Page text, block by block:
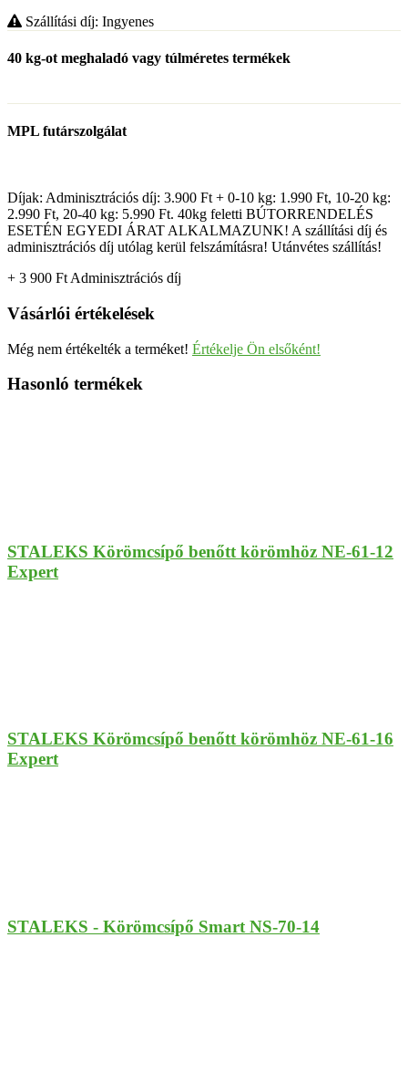
Szállítási díj: Ingyenes
40 kg-ot meghaladó vagy túlméretes termékek
MPL futárszolgálat
Díjak: Adminisztrációs díj: 3.900 Ft + 0-10 kg: 1.990 Ft, 10-20 kg:
2.990 Ft, 20-40 kg: 5.990 Ft. 40kg feletti BÚTORRENDELÉS
ESETÉN EGYEDI ÁRAT ALKALMAZUNK! A szállítási díj és
adminisztrációs díj utólag kerül felszámításra! Utánvétes szállítás!
+ 3 900 Ft Adminisztrációs díj
Vásárlói értékelések
Még nem értékelték a terméket! Értékelje Ön elsőként!
Hasonló termékek
STALEKS Körömcsípő benőtt körömhöz NE-61-12
Expert
STALEKS Körömcsípő benőtt körömhöz NE-61-16
Expert
STALEKS - Körömcsípő Smart NS-70-14